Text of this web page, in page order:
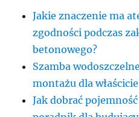
Jakie znaczenie ma
zgodności podczas
betonowego?
Szamba
montażu dla
Jak dobrać